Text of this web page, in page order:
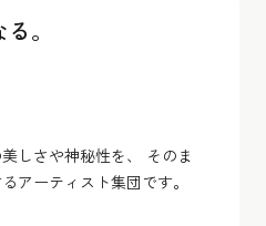
。
しさや神秘性を、 そのま
アーティスト集団です。